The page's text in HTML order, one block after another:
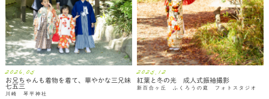
2026.05
お兄ちゃんも着物を着て、華やかな三兄妹
七五三
川崎 琴平神社
2025.12
紅葉と冬の光 成人式振袖撮影
新百合ヶ丘 ふくろうの庭 フォトスタジオ